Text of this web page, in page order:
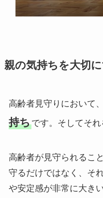
親の気持ちを大切
高齢者見守りにおいて
持ちです。そしてそ
高齢者が見守られるこ
守るだけではなく、そ
や安定感が非常に大き